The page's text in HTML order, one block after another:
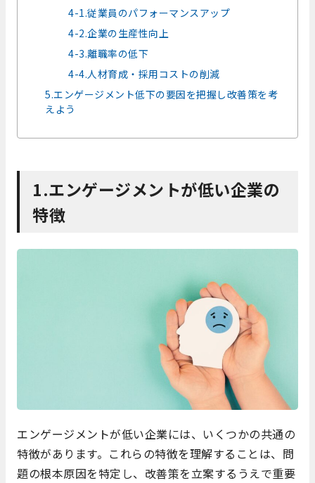
4-1.従業員のパフォーマンスアップ
4-2.企業の生産性向上
4-3.離職率の低下
4-4.人材育成・採用コストの削減
5.エンゲージメント低下の要因を把握し改善策を考
えよう
1.エンゲージメントが低い企業の
特徴
エンゲージメントが低い企業には、いくつかの共通の
特徴があります。これらの特徴を理解することは、問
題の根本原因を特定し、改善策を立案するうえで重要